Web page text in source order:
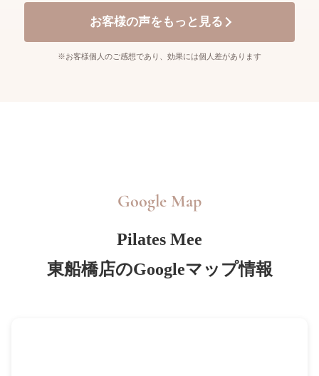
お客様の声をもっと見る
※お客様個人のご感想であり、効果には個人差があります
Google Map
Pilates Mee
東船橋店のGoogleマップ情報